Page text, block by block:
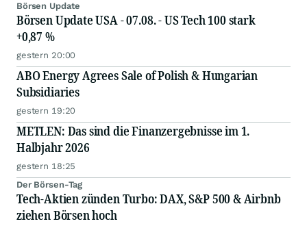
Börsen Update
Börsen Update USA - 07.08. - US Tech 100 stark
+0,87 %
gestern 20:00
ABO Energy Agrees Sale of Polish & Hungarian
Subsidiaries
gestern 19:20
METLEN: Das sind die Finanzergebnisse im 1.
Halbjahr 2026
gestern 18:25
Der Börsen-Tag
Tech-Aktien zünden Turbo: DAX, S&P 500 & Airbnb
ziehen Börsen hoch